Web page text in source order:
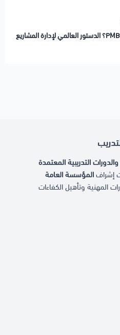
التدريبية المعتمدة
المؤسسة العامة
المهنية وتأهيل الكفاءات